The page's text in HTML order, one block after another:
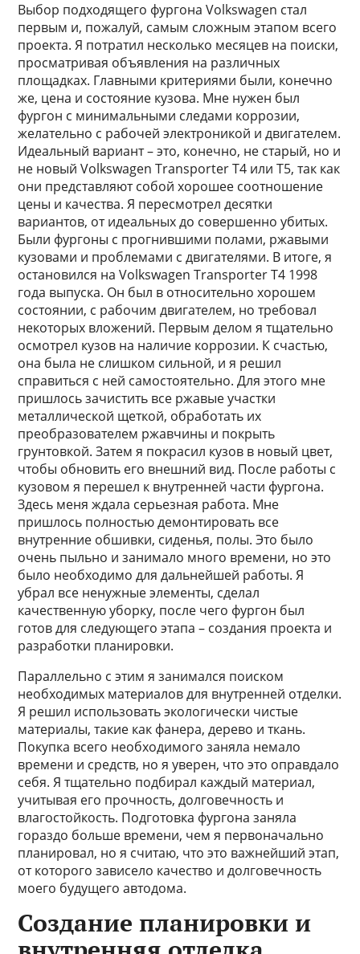
Выбор подходящего фургона Volkswagen стал
первым и, пожалуй, самым сложным этапом всего
проекта. Я потратил несколько месяцев на поиски,
просматривая объявления на различных
площадках. Главными критериями были, конечно
же, цена и состояние кузова. Мне нужен был
фургон с минимальными следами коррозии,
желательно с рабочей электроникой и двигателем.
Идеальный вариант – это, конечно, не старый, но и
не новый Volkswagen Transporter T4 или T5, так как
они представляют собой хорошее соотношение
цены и качества. Я пересмотрел десятки
вариантов, от идеальных до совершенно убитых.
Были фургоны с прогнившими полами, ржавыми
кузовами и проблемами с двигателями. В итоге, я
остановился на Volkswagen Transporter T4 1998
года выпуска. Он был в относительно хорошем
состоянии, с рабочим двигателем, но требовал
некоторых вложений. Первым делом я тщательно
осмотрел кузов на наличие коррозии. К счастью,
она была не слишком сильной, и я решил
справиться с ней самостоятельно. Для этого мне
пришлось зачистить все ржавые участки
металлической щеткой, обработать их
преобразователем ржавчины и покрыть
грунтовкой. Затем я покрасил кузов в новый цвет,
чтобы обновить его внешний вид. После работы с
кузовом я перешел к внутренней части фургона.
Здесь меня ждала серьезная работа. Мне
пришлось полностью демонтировать все
внутренние обшивки, сиденья, полы. Это было
очень пыльно и занимало много времени, но это
было необходимо для дальнейшей работы. Я
убрал все ненужные элементы, сделал
качественную уборку, после чего фургон был
готов для следующего этапа – создания проекта и
разработки планировки.
Параллельно с этим я занимался поиском
необходимых материалов для внутренней отделки.
Я решил использовать экологически чистые
материалы, такие как фанера, дерево и ткань.
Покупка всего необходимого заняла немало
времени и средств, но я уверен, что это оправдало
себя. Я тщательно подбирал каждый материал,
учитывая его прочность, долговечность и
влагостойкость. Подготовка фургона заняла
гораздо больше времени, чем я первоначально
планировал, но я считаю, что это важнейший этап,
от которого зависело качество и долговечность
моего будущего автодома.
Создание планировки и